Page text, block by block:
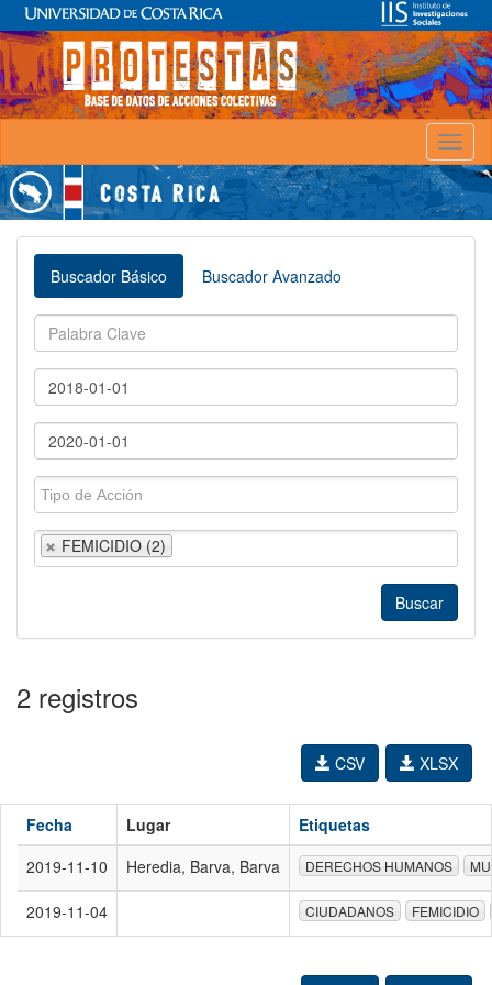
Buscador Básico Buscador Avanzado
FEMICIDIO (2)
2 registros
XLSX
CSV
Fecha Lugar
Etiquetas
2019-11-10
Heredia, Barva, Barva DERECHOS HUMANOS
2019-11-04 CIUDADANOS FEMICIDIO